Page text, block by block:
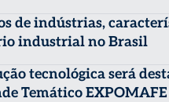
de indústrias,
industrial no Brasil
tecnológica será
Temático